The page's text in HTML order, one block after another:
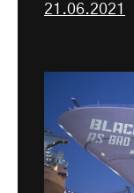
21.06.2021